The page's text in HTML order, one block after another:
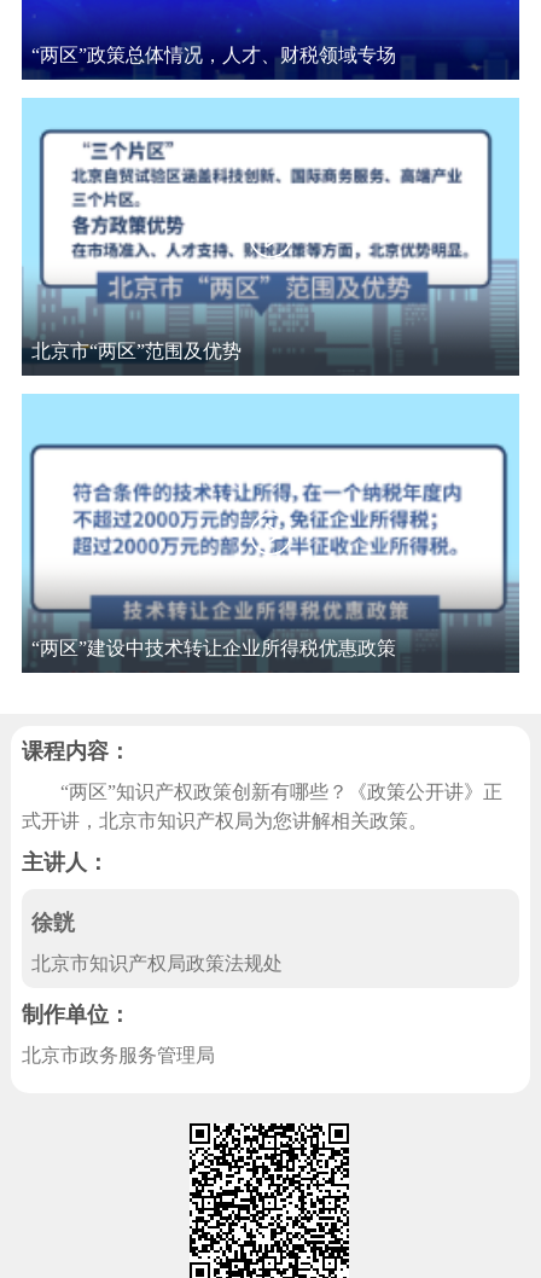
政民互动
12345网上接诉即办 我要建议
参与调查
走进北京
北京概况 十六区概览 人文北京
绿色北京 图说北京 视频北京
多语种
DEUTSCH FRANÇAIS РУССКИЙ ЯЗЫК
ESPAÑOL العربية PORTUGUÊS
ITALIANO
“两区”政策总体情况，人才、财税领域专场
北京市“两区”范围及优势
“两区”建设中技术转让企业所得税优惠政策
课程内容：
“两区”知识产权政策创新有哪些？《政策公开讲》正
式开讲，北京市知识产权局为您讲解相关政策。
主讲人：
徐皝
北京市知识产权局政策法规处
制作单位：
北京市政务服务管理局